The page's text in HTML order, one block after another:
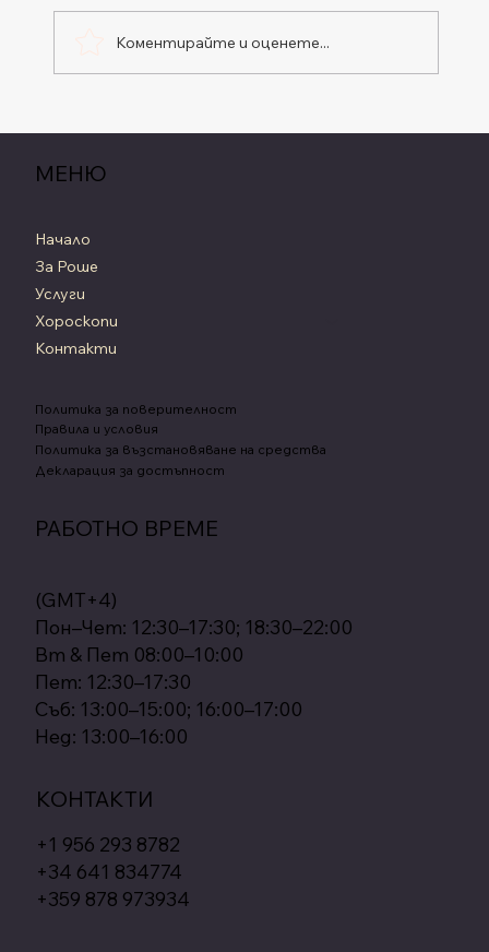
Коментирайте и оценете...
МЕНЮ
Начало
За Роше
Услуги
Хороскопи
Контакти
Политика за поверителност
Правила и условия
Политика за възстановяване на средства
Декларация за достъпност
РАБОТНО ВРЕМЕ
(GMT+4)
Пон–Чет: 12:30–17:30; 18:30–22:00
Вт & Пет 08:00–10:00
Пет: 12:30–17:30
Съб: 13:00–15:00; 16:00–17:00
Нед: 13:00–16:00
КОНТАКТИ
+1 956 293 8782
+34 641 834774
+359 878 973934